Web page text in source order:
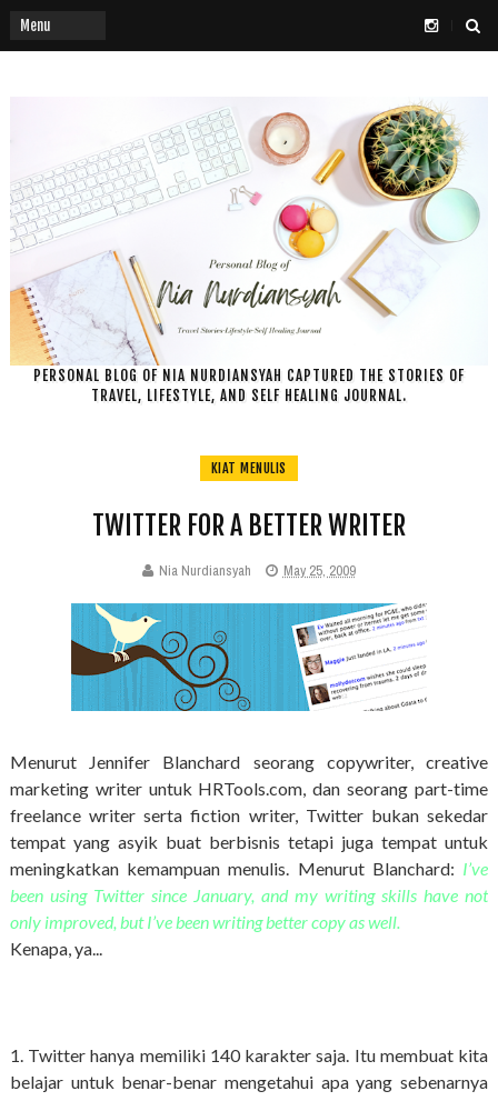
PERSONAL BLOG OF NIA NURDIANSYAH CAPTURED THE STORIES OF
TRAVEL, LIFESTYLE, AND SELF HEALING JOURNAL.
KIAT MENULIS
TWITTER FOR A BETTER WRITER
Nia Nurdiansyah May 25, 2009
Menurut Jennifer Blanchard seorang copywriter, creative
marketing writer untuk HRTools.com, dan seorang part-time
freelance writer serta fiction writer, Twitter bukan sekedar
tempat yang asyik buat berbisnis tetapi juga tempat untuk
meningkatkan kemampuan menulis. Menurut Blanchard: I’ve
been using Twitter since January, and my writing skills have not
only improved, but I’ve been writing better copy as well.
Kenapa, ya...
1. Twitter hanya memiliki 140 karakter saja. Itu membuat kita
belajar untuk benar-benar mengetahui apa yang sebenarnya